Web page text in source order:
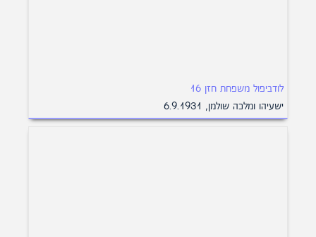
לודביפול משפחת חזן 16
ישעיהו ומלכה שולמן, 6.9.1931